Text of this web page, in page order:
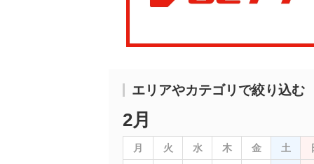
エリアやカテゴリで絞り込む
2月
月 火 水 木 金 土